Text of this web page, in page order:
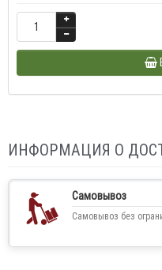
ИНФОРМАЦИЯ О
Самовывоз
Самовывоз без